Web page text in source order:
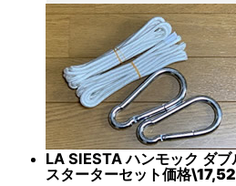
LA SIESTA ハンモック ダブ
スターターセット価格